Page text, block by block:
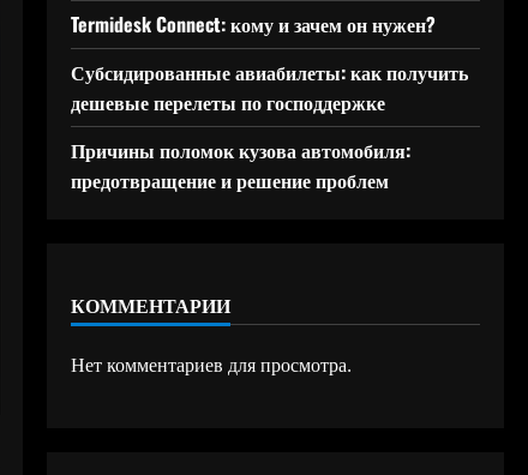
Termidesk Connect: кому и зачем он нужен?
Субсидированные авиабилеты: как получить
дешевые перелеты по господдержке
Причины поломок кузова автомобиля:
предотвращение и решение проблем
КОММЕНТАРИИ
Нет комментариев для просмотра.